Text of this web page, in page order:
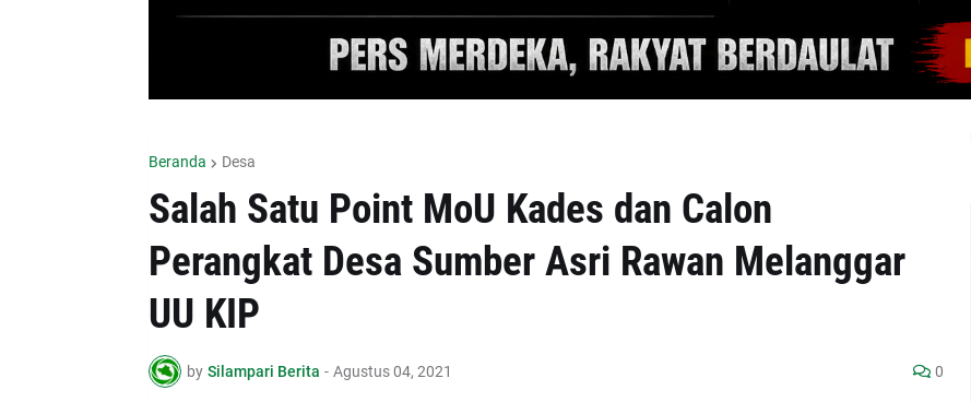
Beranda Desa
Salah Satu Point MoU Kades dan Calon
Perangkat Desa Sumber Asri Rawan Melanggar
UU KIP
by Silampari Berita - Agustus 04, 2021 0